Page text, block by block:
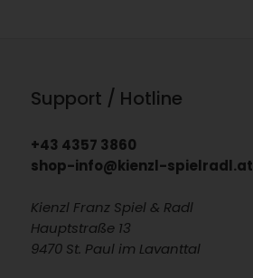
Support / Hotline
+43 4357 3860
shop-info@kienzl-spielradl.at
Kienzl Franz Spiel & Radl
Hauptstraße 13
9470 St. Paul im Lavanttal